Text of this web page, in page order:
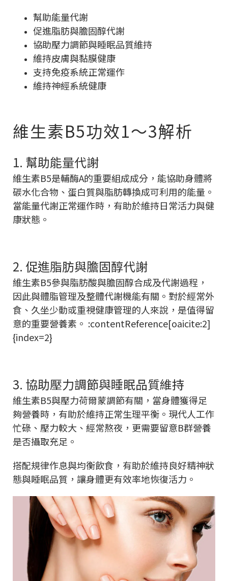
幫助能量代謝
促進脂肪與膽固醇代謝
協助壓力調節與睡眠品質維持
維持皮膚與黏膜健康
支持免疫系統正常運作
維持神經系統健康
維生素B5功效1～3解析
1. 幫助能量代謝
維生素B5是輔酶A的重要組成成分，能協助身體將
碳水化合物、蛋白質與脂肪轉換成可利用的能量。
當能量代謝正常運作時，有助於維持日常活力與健
康狀態。
2. 促進脂肪與膽固醇代謝
維生素B5參與脂肪酸與膽固醇合成及代謝過程，
因此與體脂管理及整體代謝機能有關。對於經常外
食、久坐少動或重視健康管理的人來說，是值得留
意的重要營養素。 :contentReference[oaicite:2]
{index=2}
3. 協助壓力調節與睡眠品質維持
維生素B5與壓力荷爾蒙調節有關，當身體獲得足
夠營養時，有助於維持正常生理平衡。現代人工作
忙碌、壓力較大、經常熬夜，更需要留意B群營養
是否攝取充足。
搭配規律作息與均衡飲食，有助於維持良好精神狀
態與睡眠品質，讓身體更有效率地恢復活力。